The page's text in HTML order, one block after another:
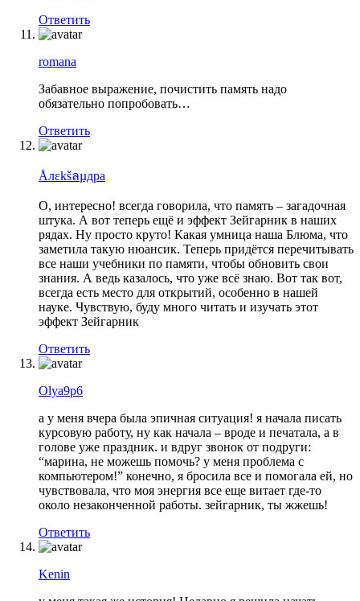
Ответить
romana
Забавное выражение, почистить память надо
обязательно попробовать…
Ответить
Åлεkšลµдра
О, интересно! всегда говорила, что память – загадочная
штука. А вот теперь ещё и эффект Зейгарник в наших
рядах. Ну просто круто! Какая умница наша Блюма, что
заметила такую нюансик. Теперь придётся перечитывать
все наши учебники по памяти, чтобы обновить свои
знания. А ведь казалось, что уже всё знаю. Вот так вот,
всегда есть место для открытий, особенно в нашей
науке. Чувствую, буду много читать и изучать этот
эффект Зейгарник
Ответить
Olya9p6
а у меня вчера была эпичная ситуация! я начала писать
курсовую работу, ну как начала – вроде и печатала, а в
голове уже праздник. и вдруг звонок от подруги:
“марина, не можешь помочь? у меня проблема с
компьютером!” конечно, я бросила все и помогала ей, но
чувствовала, что моя энергия все еще витает где-то
около незаконченной работы. зейгарник, ты жжешь!
Ответить
Kenin